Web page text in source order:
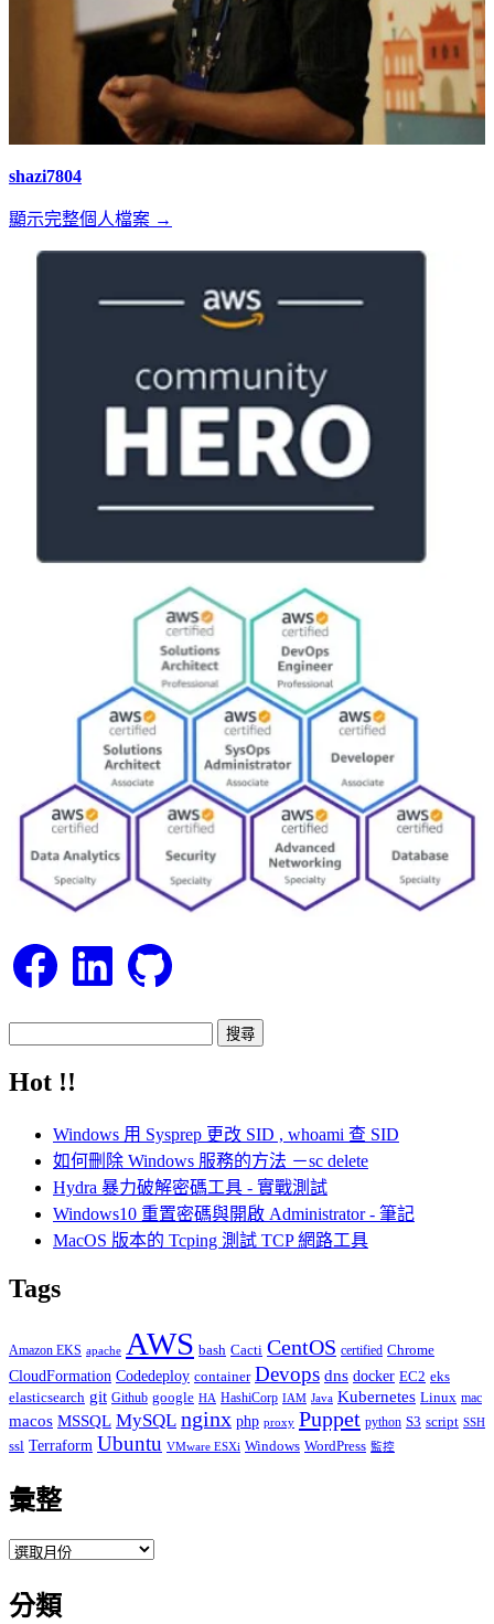
shazi7804
顯示完整個人檔案 →
FacebookLinkedIn GitHub
關
Hot !!
Windows 用 Sysprep 更改 SID , whoami 查 SID
如何刪除 Windows 服務的方法 －sc delete
Hydra 暴力破解密碼工具 - 實戰測試
Windows10 重置密碼與開啟 Administrator - 筆記
MacOS 版本的 Tcping 測試 TCP 網路工具
Tags
Amazon EKS apache AWS bash Cacti CentOS certified Chrome
CloudFormation Codedeploy container Devops dns docker EC2 eks
elasticsearch git Github google HA HashiCorp IAM Java Kubernetes Linux mac
macos MSSQL MySQL nginx php proxy Puppet python S3 script SSH
ssl Terraform Ubuntu VMware ESXi Windows WordPress 監控
彙整
彙
分類